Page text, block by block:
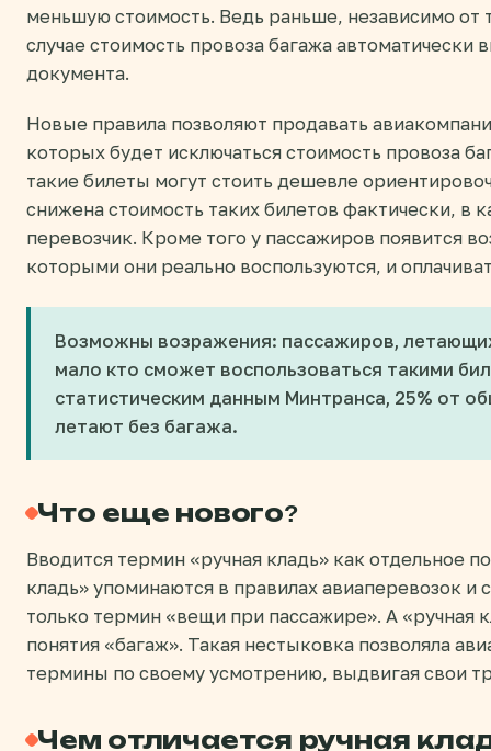
меньшую стоимость. Ведь раньше, независимо от
случае стоимость провоза багажа автоматически
документа.
Новые правила позволяют продавать
которых будет исключаться стоимость провоза
такие билеты могут стоить дешевле
снижена стоимость таких билетов фактически, в
перевозчик. Кроме того у пассажиров появится
которыми они реально воспользуются, и
Возможны возражения: пассажиров,
мало кто сможет воспользоваться такими
статистическим данным Минтранса, 25% от
летают без багажа.
Что еще нового?
Вводится термин «ручная кладь» как отдельное
кладь» упоминаются в правилах авиаперевозок и
только термин «вещи при пассажире». А «ручная
понятия «багаж». Такая нестыковка позволяла
термины по своему усмотрению, выдвигая свои
Чем отличается ручная